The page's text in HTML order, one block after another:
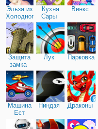
Эльза из
Холодного
сердца
Кухня
Сары
Винкс
Защита
замка
Лук Парковка
Машина
Ест
Машину
Ниндзя Драконы